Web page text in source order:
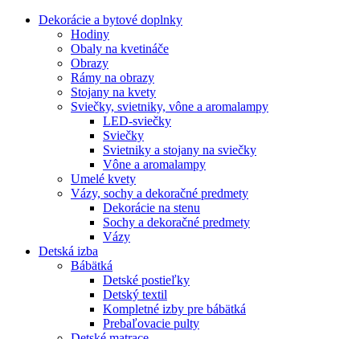
Dekorácie a bytové doplnky
Hodiny
Obaly na kvetináče
Obrazy
Rámy na obrazy
Stojany na kvety
Sviečky, svietniky, vône a aromalampy
LED-sviečky
Sviečky
Svietniky a stojany na sviečky
Vône a aromalampy
Umelé kvety
Vázy, sochy a dekoračné predmety
Dekorácie na stenu
Sochy a dekoračné predmety
Vázy
Detská izba
Bábätká
Detské postieľky
Detský textil
Kompletné izby pre bábätká
Prebaľovacie pulty